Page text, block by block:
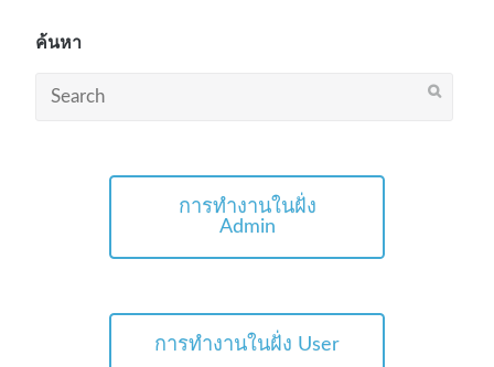
ค้นหา
Search
การทำงานในฝั่ง
Admin
การทำงานในฝั่ง User